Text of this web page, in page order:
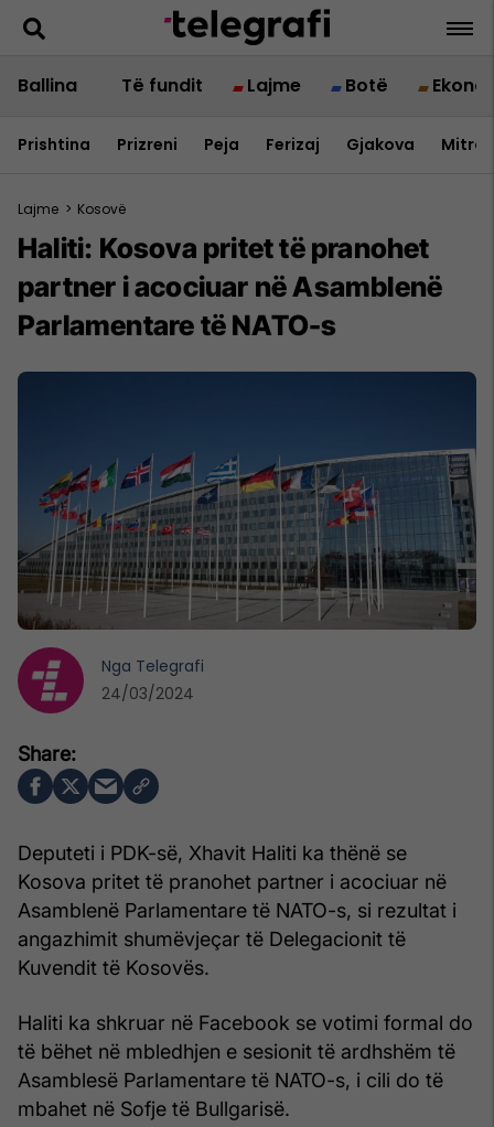
Ballina Të fundit Lajme Botë
Prishtina Prizreni Peja Ferizaj Gjakova
Lajme > Kosovë
Haliti: Kosova pritet të pranohet
partner i acociuar në Asamblenë
Parlamentare të NATO-s
Deputeti i PDK-së, Xhavit Haliti ka thënë se
Kosova pritet të pranohet partner i acociuar në
Asamblenë Parlamentare të NATO-s, si rezultat i
angazhimit shumëvjeçar të Delegacionit të
Kuvendit të Kosovës.
Haliti ka shkruar në Facebook se votimi formal do
të bëhet në mbledhjen e sesionit të ardhshëm të
Asamblesë Parlamentare të NATO-s, i cili do të
mbahet në Sofje të Bullgarisë.
Nga Telegrafi
24/03/2024